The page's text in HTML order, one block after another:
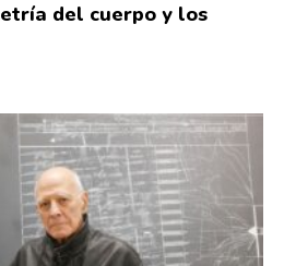
del cuerpo y los